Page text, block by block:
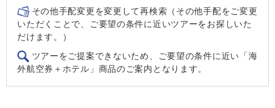
その他手配変更を変更して再検索（その他手配をご変更
いただくことで、ご要望の条件に近いツアーをお探しいた
だけます。）
ツアーをご提案できないため、ご要望の条件に近い「海
外航空券＋ホテル」商品のご案内となります。